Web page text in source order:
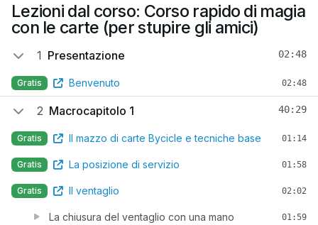
Lezioni dal corso: Corso rapido di magia
con le carte (per stupire gli amici)
1 Presentazione 02:48
Gratis Benvenuto 02:48
2 Macrocapitolo 1 40:29
Gratis Il mazzo di carte Bycicle e tecniche base 01:14
Gratis La posizione di servizio 01:58
Gratis Il ventaglio 02:02
La chiusura del ventaglio con una mano 01:59